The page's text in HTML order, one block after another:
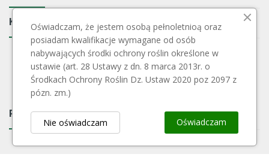
Kontakt keyboard_arrow_down
Payment Block
Oświadczam, że jestem osobą pełnoletnioą oraz
posiadam kwalifikacje wymagane od osób
nabywających środki ochrony roślin określone w
ustawie (art. 28 Ustawy z dn. 8 marca 2013r. o
Środkach Ochrony Roślin Dz. Ustaw 2020 poz 2097 z
pózn. zm.)
Oświadczam
Nie oświadczam